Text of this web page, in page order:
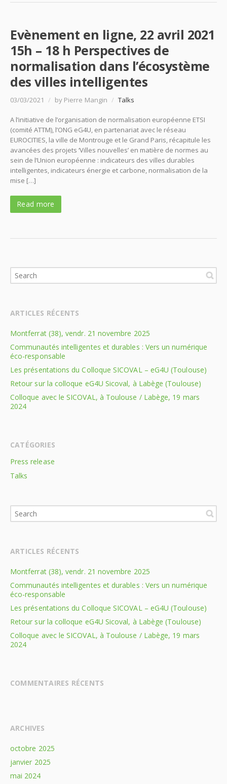
Evènement en ligne, 22 avril 2021
15h – 18 h Perspectives de
normalisation dans l’écosystème
des villes intelligentes
03/03/2021 / by Pierre Mangin / Talks
A l’initiative de l’organisation de normalisation européenne ETSI
(comité ATTM), l’ONG eG4U, en partenariat avec le réseau
EUROCITIES, la ville de Montrouge et le Grand Paris, récapitule les
avancées des projets ‘Villes nouvelles’ en matière de normes au
sein de l’Union européenne : indicateurs des villes durables
intelligentes, indicateurs énergie et carbone, normalisation de la
mise […]
Read more
ARTICLES RÉCENTS
Montferrat (38), vendr. 21 novembre 2025
Communautés intelligentes et durables : Vers un numérique
éco-responsable
Les présentations du Colloque SICOVAL – eG4U (Toulouse)
Retour sur la colloque eG4U Sicoval, à Labège (Toulouse)
Colloque avec le SICOVAL, à Toulouse / Labège, 19 mars
2024
CATÉGORIES
Press release
Talks
ARTICLES RÉCENTS
Montferrat (38), vendr. 21 novembre 2025
Communautés intelligentes et durables : Vers un numérique
éco-responsable
Les présentations du Colloque SICOVAL – eG4U (Toulouse)
Retour sur la colloque eG4U Sicoval, à Labège (Toulouse)
Colloque avec le SICOVAL, à Toulouse / Labège, 19 mars
2024
COMMENTAIRES RÉCENTS
ARCHIVES
octobre 2025
janvier 2025
mai 2024